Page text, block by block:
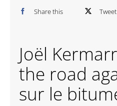
Share this
Joël
the road
sur le